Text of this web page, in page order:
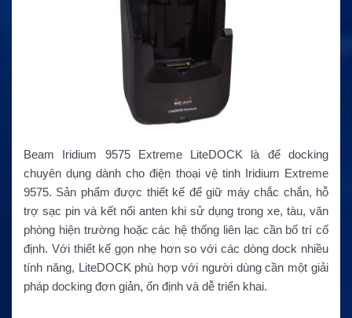
Beam Iridium 9575 Extreme LiteDOCK là đế docking
chuyên dụng dành cho điện thoại vệ tinh Iridium Extreme
9575. Sản phẩm được thiết kế để giữ máy chắc chắn, hỗ
trợ sạc pin và kết nối anten khi sử dụng trong xe, tàu, văn
phòng hiện trường hoặc các hệ thống liên lạc cần bố trí cố
định. Với thiết kế gọn nhẹ hơn so với các dòng dock nhiều
tính năng, LiteDOCK phù hợp với người dùng cần một giải
pháp docking đơn giản, ổn định và dễ triển khai.